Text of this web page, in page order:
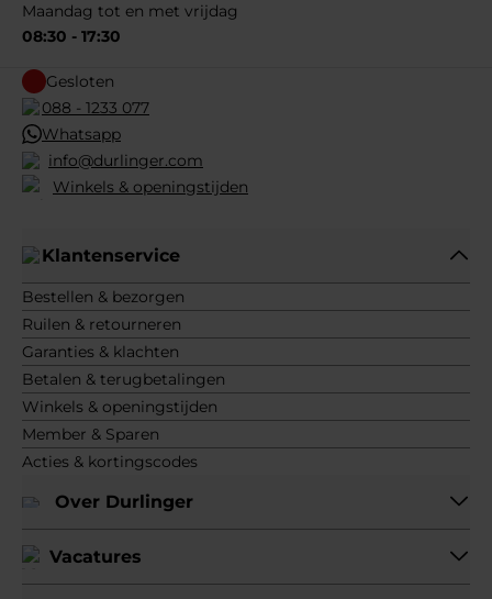
Maandag tot en met vrijdag
08:30 - 17:30
Gesloten
088 - 1233 077
Whatsapp
info@durlinger.com
Winkels & openingstijden
Klantenservice
Bestellen & bezorgen
Ruilen & retourneren
Garanties & klachten
Betalen & terugbetalingen
Winkels & openingstijden
Member & Sparen
Acties & kortingscodes
Over Durlinger
Vacatures